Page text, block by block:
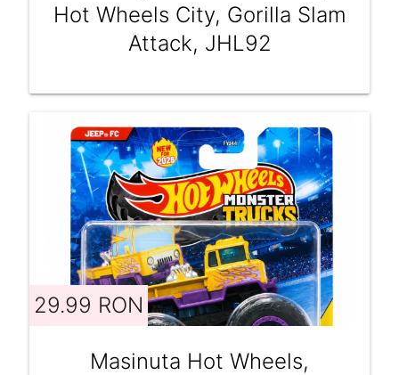
Hot Wheels City, Gorilla Slam
Attack, JHL92
29.99 RON
Masinuta Hot Wheels,